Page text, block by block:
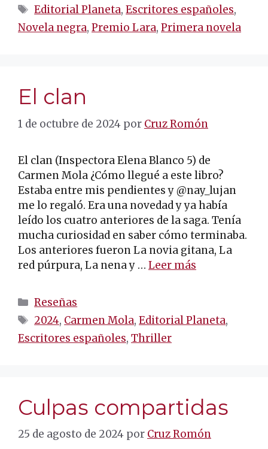
Etiquetas
Editorial Planeta,Escritores españoles,
Novela negra, Premio Lara, Primera novela
El clan
1 de octubre de 2024 por Cruz Romón
El clan (Inspectora Elena Blanco 5) de
Carmen Mola ¿Cómo llegué a este libro?
Estaba entre mis pendientes y @nay_lujan
me lo regaló. Era una novedad y ya había
leído los cuatro anteriores de la saga. Tenía
mucha curiosidad en saber cómo terminaba.
Los anteriores fueron La novia gitana, La
red púrpura, La nena y … Leer más
Categorías
Reseñas
Etiquetas
2024, Carmen Mola,Editorial Planeta,
Escritores españoles, Thriller
Culpas compartidas
25 de agosto de 2024 por Cruz Romón